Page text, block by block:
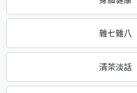
雜七雜八
清茶淡話